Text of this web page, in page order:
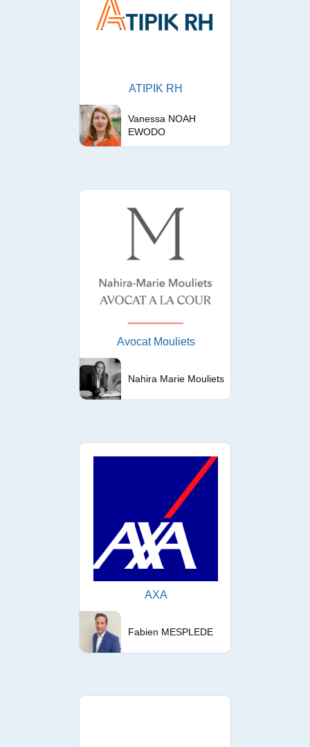
ATIPIK RH
Vanessa NOAH
EWODO
Avocat Mouliets
Nahira Marie Mouliets
AXA
Fabien MESPLEDE